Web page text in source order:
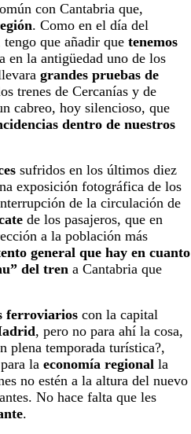
con Cantabria que,
. Como en el día del
que añadir que tenemos
en la antigüedad uno de los
grandes pruebas de
trenes de Cercanías y de
cabreo, hoy silencioso, que
dentro de nuestros
sufridos en los últimos diez
exposición fotográfica de los
de la circulación de
de los pasajeros, que en
a la población más
general que hay en cuanto
del tren a Cantabria que
ferroviarios con la capital
, pero no para ahí la cosa,
plena temporada turística?,
la economía regional la
no estén a la altura del nuevo
No hace falta que les
.